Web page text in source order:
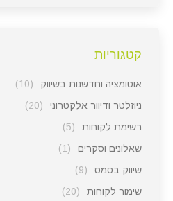
קטגוריות
אוטומציה וחדשנות בשיווק
(10)
ניוזלטר ודיוור אלקטרוני
(20)
רשימת לקוחות
(5)
שאלונים וסקרים
(1)
שיווק בסמס
(9)
שימור לקוחות
(20)